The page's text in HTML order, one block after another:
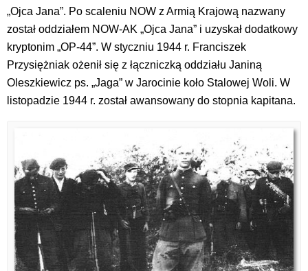
„Ojca Jana”. Po scaleniu NOW z Armią Krajową nazwany
został oddziałem NOW-AK „Ojca Jana” i uzyskał dodatkowy
kryptonim „OP-44”. W styczniu 1944 r. Franciszek
Przysiężniak ożenił się z łączniczką oddziału Janiną
Oleszkiewicz ps. „Jaga” w Jarocinie koło Stalowej Woli. W
listopadzie 1944 r. został awansowany do stopnia kapitana.